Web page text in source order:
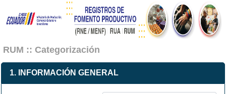
RUM :: Categorización
1. INFORMACIÓN GENERAL